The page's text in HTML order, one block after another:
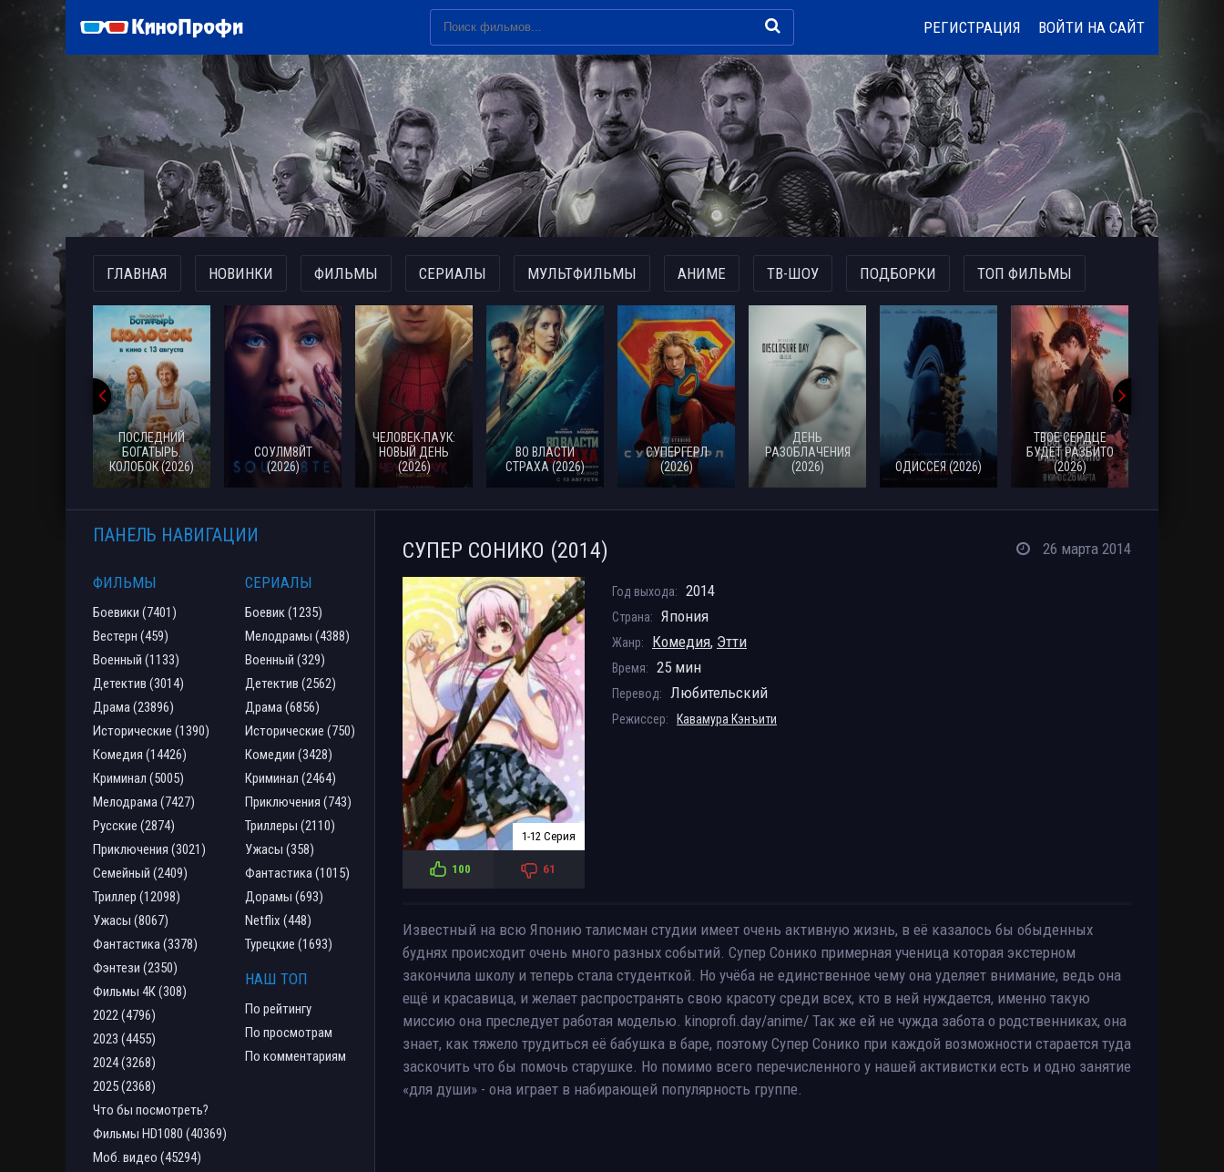
РЕГИСТРАЦИЯ ВОЙТИ НА САЙТ
ГЛАВНАЯ НОВИНКИ ФИЛЬМЫ СЕРИАЛЫ МУЛЬТФИЛЬМЫ АНИМЕ ТВ-ШОУ ПОДБОРКИ ТОП ФИЛЬМЫ
ПОСЛЕДНИЙ
БОГАТЫРЬ.
КОЛОБОК (2026)
СОУЛМ8ЙТ
(2026)
ЧЕЛОВЕК-ПАУК:
НОВЫЙ ДЕНЬ
(2026)
ВО ВЛАСТИ
СТРАХА (2026)
СУПЕРГЕРЛ
(2026)
ДЕНЬ
РАЗОБЛАЧЕНИЯ
(2026)
ОДИССЕЯ (2026)
ТВОЕ СЕРДЦЕ
БУДЕТ РАЗБИТО
(2026)
СУПЕР СОНИКО (2014) 26 марта 2014
1-12 Серия
100 61
Год выхода: 2014
Страна: Япония
Жанр: Комедия, Этти
Время: 25 мин
Перевод: Любительский
Режиссер: Кавамура Кэнъити
Известный на всю Японию талисман студии имеет очень активную жизнь, в её казалось бы обыденных
буднях происходит очень много разных событий. Супер Сонико примерная ученица которая экстерном
закончила школу и теперь стала студенткой. Но учёба не единственное чему она уделяет внимание, ведь она
ещё и красавица, и желает распространять свою красоту среди всех, кто в ней нуждается, именно такую
миссию она преследует работая моделью. kinoprofi.day/anime/ Так же ей не чужда забота о родственниках, она
знает, как тяжело трудиться её бабушка в баре, поэтому Супер Сонико при каждой возможности старается туда
заскочить что бы помочь старушке. Но помимо всего перечисленного у нашей активистки есть и одно занятие
«для души» - она играет в набирающей популярность группе.
ПАНЕЛЬ НАВИГАЦИИ
ФИЛЬМЫ
Боевики (7401)
Вестерн (459)
Военный (1133)
Детектив (3014)
Драма (23896)
Исторические (1390)
Комедия (14426)
Криминал (5005)
Мелодрама (7427)
Русские (2874)
Приключения (3021)
Семейный (2409)
Триллер (12098)
Ужасы (8067)
Фантастика (3378)
Фэнтези (2350)
Фильмы 4К (308)
2022 (4796)
2023 (4455)
2024 (3268)
2025 (2368)
Что бы посмотреть?
Фильмы HD1080 (40369)
Моб. видео (45294)
СЕРИАЛЫ
Боевик (1235)
Мелодрамы (4388)
Военный (329)
Детектив (2562)
Драма (6856)
Исторические (750)
Комедии (3428)
Криминал (2464)
Приключения (743)
Триллеры (2110)
Ужасы (358)
Фантастика (1015)
Дорамы (693)
Netflix (448)
Турецкие (1693)
НАШ ТОП
По рейтингу
По просмотрам
По комментариям